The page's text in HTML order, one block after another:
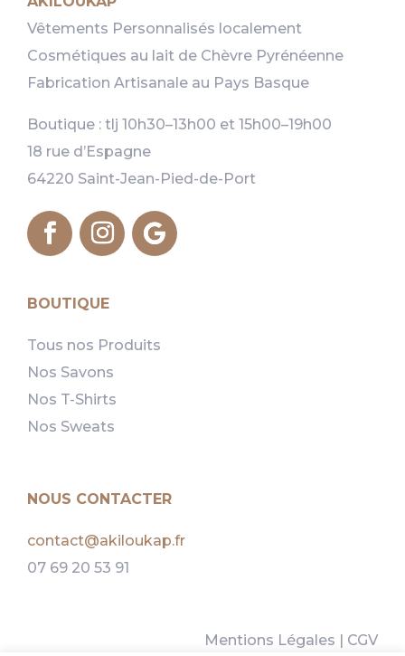
Vêtements Personnalisés localement
Cosmétiques au lait de Chèvre Pyrénéenne
Fabrication Artisanale au Pays Basque
Boutique : tlj 10h30–13h00 et 15h00–19h00
18 rue d’Espagne
64220 Saint-Jean-Pied-de-Port
BOUTIQUE
Tous nos Produits
Nos Savons
Nos T-Shirts
Nos Sweats
NOUS CONTACTER
contact@akiloukap.fr
07 69 20 53 91
Mentions Légales | CGV